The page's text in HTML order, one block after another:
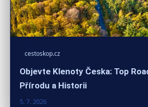
cestoskop.cz
Objevte Klenoty Česka: Top
Přírodu a Historii
5. 7. 2026